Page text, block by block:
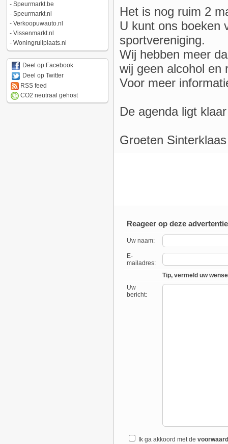
- Speurmarkt.be
- Speurmarkt.nl
- Verkoopuwauto.nl
- Vissenmarkt.nl
- Woningruilplaats.nl
Deel op Facebook
Deel op Twitter
RSS feed
CO2 neutraal gehost
Het is nog ruim 2
U kunt ons boeken
sportvereniging.
Wij hebben meer
wij geen alcohol en
Voor meer
De agenda ligt
Groeten
Reageer op deze advertentie
Uw naam:
E-
mailadres:
Tip, vermeld uw
Uw
bericht:
Ik ga akkoord met de